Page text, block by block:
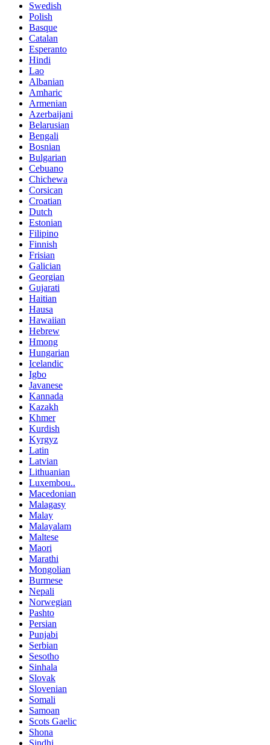
Swedish
Polish
Basque
Catalan
Esperanto
Hindi
Lao
Albanian
Amharic
Armenian
Azerbaijani
Belarusian
Bengali
Bosnian
Bulgarian
Cebuano
Chichewa
Corsican
Croatian
Dutch
Estonian
Filipino
Finnish
Frisian
Galician
Georgian
Gujarati
Haitian
Hausa
Hawaiian
Hebrew
Hmong
Hungarian
Icelandic
Igbo
Javanese
Kannada
Kazakh
Khmer
Kurdish
Kyrgyz
Latin
Latvian
Lithuanian
Luxembou..
Macedonian
Malagasy
Malay
Malayalam
Maltese
Maori
Marathi
Mongolian
Burmese
Nepali
Norwegian
Pashto
Persian
Punjabi
Serbian
Sesotho
Sinhala
Slovak
Slovenian
Somali
Samoan
Scots Gaelic
Shona